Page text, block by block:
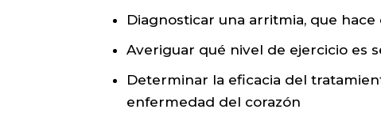
Diagnosticar una arritmia, que
Averiguar qué nivel de ejercicio es
Determinar la eficacia del
enfermedad del corazón